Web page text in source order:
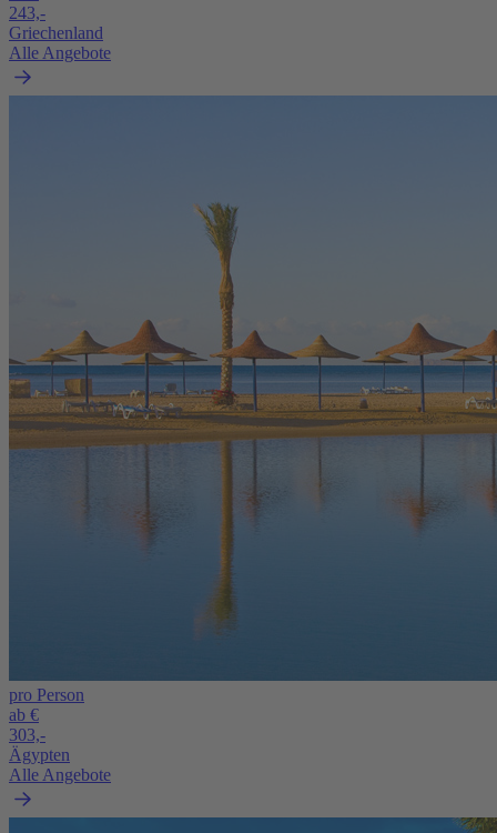
243,-
Griechenland
Alle Angebote
pro Person
ab €
303,-
Ägypten
Alle Angebote